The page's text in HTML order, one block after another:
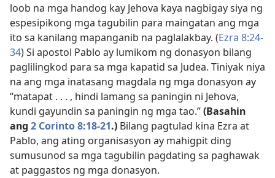
loob na mga handog kay Jehova kaya nagbigay siya ng
espesipikong mga tagubilin para maingatan ang mga
ito sa kanilang mapanganib na paglalakbay. (Ezra 8:24-
34) Si apostol Pablo ay lumikom ng donasyon bilang
paglilingkod para sa mga kapatid sa Judea. Tiniyak niya
na ang mga inatasang magdala ng mga donasyon ay
“matapat . . . , hindi lamang sa paningin ni Jehova,
kundi gayundin sa paningin ng mga tao.”(Basahin
ang 2 Corinto 8:18-21.) Bilang pagtulad kina Ezra at
Pablo, ang ating organisasyon ay mahigpit ding
sumusunod sa mga tagubilin pagdating sa paghawak
at paggastos ng mga donasyon.